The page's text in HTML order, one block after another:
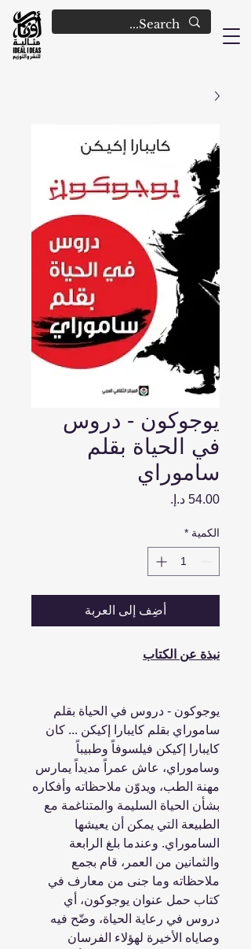
يوجوكون - دروس
في الحياة بقلم
ساموراي
الكمية *
أضِف إلى العربة
نبذة عن الكتاب
يوجوكون - دروس في الحياة بقلم
ساموراي بقلم كايبارا إكيكن ... كان
كايبارا إكيكن فيلسوفاً وطبيباً
وساموراي، عاش عمراً مديداً يمارس
مهنة الطب، ويدوّن ملاحظاته وأفكاره
بشأن الحياة السليمة والمتناغمة مع
الطبيعة التي يمكن أن يعيشها
الساموراي. وعندما بلغ الرابعة
والثمانين من العمر، قام بجمع
ملاحظاته وما جنى من معارف في
كتاب حمل عنوان يوجوكون، أي
دروس في رعاية الحياة، وضّح فيه
وصاياه الأخيرة لهؤلاء الفرسان